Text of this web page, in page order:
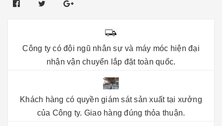
Công ty có đội ngũ nhân sự và máy móc hiện đại
nhận vận chuyển lắp đặt toàn quốc.
Khách hàng có quyền giám sát sản xuất tại xưởng
của Công ty. Giao hàng đúng thỏa thuận.